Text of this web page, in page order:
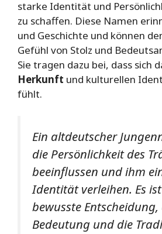
starke Identität und
zu schaffen. Diese Namen
und Geschichte und können
Gefühl von Stolz und
Sie tragen dazu bei, dass sich
Herkunft und kulturellen
fühlt.
Ein altdeutscher
die Persönlichkeit des
beeinflussen und ihm
Identität verleihen. Es
bewusste Entscheidung,
Bedeutung und die